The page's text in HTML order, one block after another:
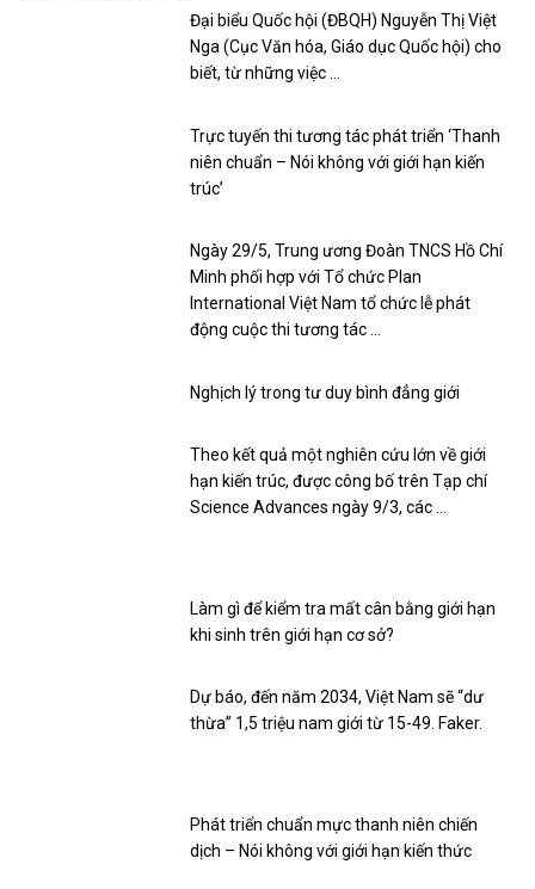
Đại biểu Quốc hội (ĐBQH) Nguyễn Thị Việt
Nga (Cục Văn hóa, Giáo dục Quốc hội) cho
biết, từ những việc …
Trực tuyến thi tương tác phát triển ‘Thanh
niên chuẩn – Nói không với giới hạn kiến ​​
trúc’
Ngày 29/5, Trung ương Đoàn TNCS Hồ Chí
Minh phối hợp với Tổ chức Plan
International Việt Nam tổ chức lễ phát
động cuộc thi tương tác …
Nghịch lý trong tư duy bình đẳng giới
Theo kết quả một nghiên cứu lớn về giới
hạn kiến ​​trúc, được công bố trên Tạp chí
Science Advances ngày 9/3, các …
khi sinh trên giới hạn cơ sở?
thừa” 1,5 triệu nam giới từ 15-49. Faker.
dịch – Nói không với giới hạn kiến ​​thức